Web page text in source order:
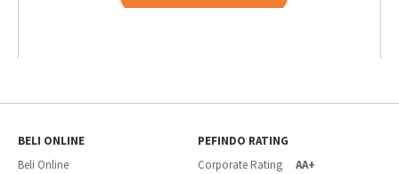
BELI ONLINE
Beli Online
PEFINDO RATING
Corporate Rating AA+